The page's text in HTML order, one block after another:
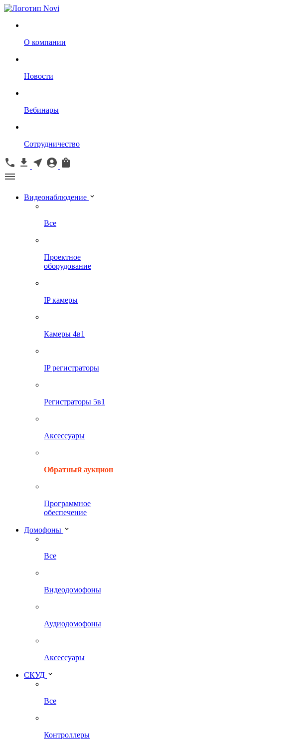
О компании
Новости
Вебинары
Сотрудничество
Видеонаблюдение
Все
Проектное
оборудование
IP камеры
Камеры 4в1
IP регистраторы
Регистраторы 5в1
Аксессуары
Обратный аукцион
Программное
обеспечение
Домофоны
Все
Видеодомофоны
Аудиодомофоны
Аксессуары
СКУД
Все
Контроллеры